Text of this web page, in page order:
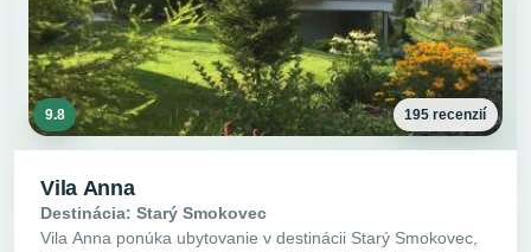
9.8 195 recenzií
Vila Anna
Destinácia: Starý Smokovec
Vila Anna ponúka ubytovanie v destinácii Starý Smokovec,